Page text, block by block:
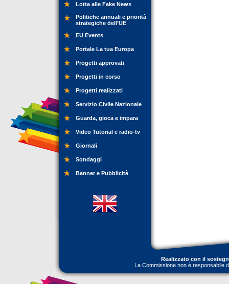
Lotta alle Fake News
Politiche annuali e priorità
strategiche dell’UE
EU Events
Portale La tua Europa
Progetti approvati
Progetti in corso
Progetti realizzati
Servizio Civile Nazionale
Guarda, gioca e impara
Video Tutorial e radio-tv
Giornali
Sondaggi
Banner e Pubblicità
Realizzato con il
La Commissione non è responsabile